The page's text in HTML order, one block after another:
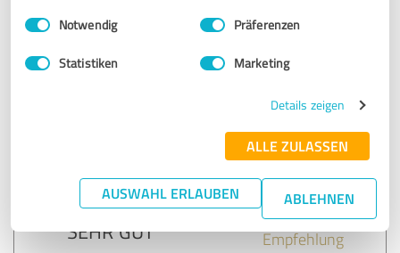
Impressum Datenschutzbestimmungen
Einwilligungsauswahl
Notwendig Präferenzen
Statistiken Marketing
Details zeigen
ALLE ZULASSEN
AUSWAHL ERLAUBEN ABLEHNEN
Erfahrungsbericht & Bewertung zu:
5,00 von 5
SEHR GUT Empfehlung